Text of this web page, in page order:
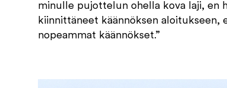
minulle pujottelun ohella kova laji, en
kiinnittäneet käännöksen aloitukseen,
nopeammat käännökset.”